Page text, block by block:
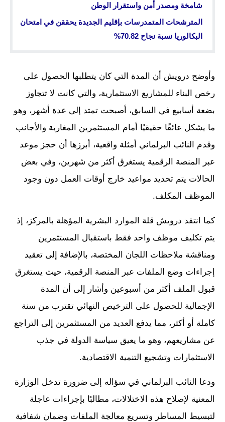
شامخة ومصدر أمن واستقرار الوطن
المترشحات المتمدرسات بإقليم الجديدة يحققن في امتحان
البكالوريا نسبة نجاح 70.82%
وأوضح درويش أن المدة التي كان يتطلبها الحصول على
رخص البناء للمشاريع الاستثمارية، والتي كانت لا تتجاوز
بضعة أسابيع في السابق، أصبحت تمتد إلى عدة أشهر، وهو
ما يشكل عائقًا حقيقيًا أمام المستثمرين المغاربة والأجانب
وقدم النائب البرلماني أمثلة واقعية، أبرزها أن حجز موعد
عبر المنصة الرقمية يستغرق أكثر من شهرين، وفي بعض
الحالات يتم تحديد مواعيد خارج أوقات العمل دون وجود
الموظف المكلف.
كما انتقد درويش قلة الموارد البشرية المؤهلة بالمركز، إذ
يتم تكليف موظف واحد فقط باستقبال المستثمرين
ومناقشة ملاحظات اللجان المختصة، بالإضافة إلى تعقيد
إجراءات وضع الملفات عبر المنصة الرقمية، حيث يستغرق
قبول الملف أكثر من أسبوعين وأشار إلى أن المدة
الإجمالية للحصول على الترخيص النهائي تقترب من سنة
كاملة أو أكثر، مما يدفع العديد من المستثمرين إلى التراجع
عن مشاريعهم، وهو ما يعيق سياسة الدولة في جذب
الاستثمارات وتشجيع التنمية الاقتصادية.
ودعا النائب البرلماني في سؤاله إلى ضرورة تدخل الوزارة
المعنية لإصلاح هذه الاختلالات، مطالبًا بإجراءات عاجلة
لتبسيط المساطر وتسريع معالجة الملفات وضمان شفافية